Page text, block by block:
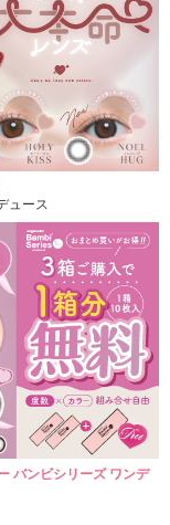
ュース
バンビシリーズ ワンデ